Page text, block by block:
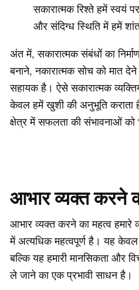
सकारात्मक रिश्ते हमें स्वयं
और संदिग्ध स्थिति में हमें
अंत में, सकारात्मक संबंधों का
बनाने, नकारात्मक सोच को मात
सहायक है। ऐसे सकारात्मक
केवल हमें खुशी की अनुभूति कराता
क्षेत्र में सफलता की संभावनाओं को
आभार व्यक्त करने
आभार व्यक्त करने का महत्व हमारे
में अत्यधिक महत्वपूर्ण है। यह
बल्कि यह हमारी मानसिकता और
ले जाने का एक प्रभावी साधन है।